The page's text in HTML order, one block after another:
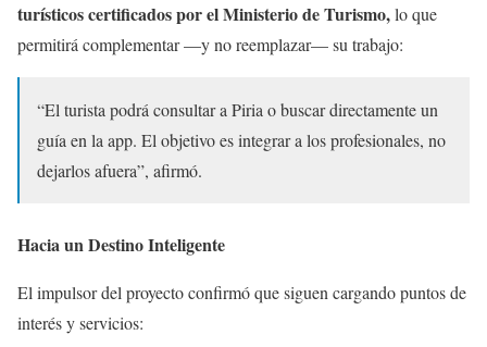
turísticos certificados por el Ministerio de Turismo,lo que
permitirá complementar —y no reemplazar— su trabajo:
“El turista podrá consultar a Piria o buscar directamente un
guía en la app. El objetivo es integrar a los profesionales, no
dejarlos afuera”, afirmó.
Hacia un Destino Inteligente
El impulsor del proyecto confirmó que siguen cargando puntos de
interés y servicios: